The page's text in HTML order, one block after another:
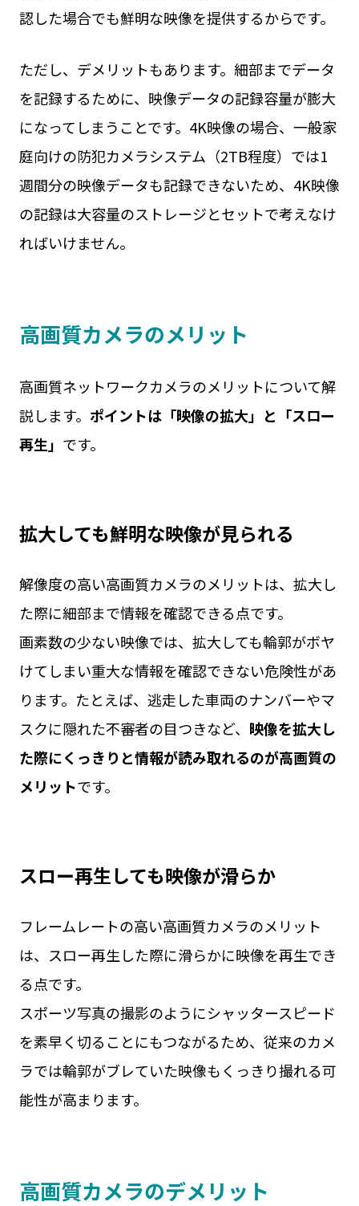
認した場合でも鮮明な映像を提供するからです。
ただし、デメリットもあります。細部までデータ
を記録するために、映像データの記録容量が膨大
になってしまうことです。4K映像の場合、一般家
庭向けの防犯カメラシステム（2TB程度）では1
週間分の映像データも記録できないため、4K映像
の記録は大容量のストレージとセットで考えなけ
ればいけません。
高画質カメラのメリット
高画質ネットワークカメラのメリットについて解
説します。 ポイントは「映像の拡大」と「スロー
再生」 です。
拡大しても鮮明な映像が見られる
解像度の高い高画質カメラのメリットは、拡大し
た際に細部まで情報を確認できる点です。
画素数の少ない映像では、拡大しても輪郭がボヤ
けてしまい重大な情報を確認できない危険性があ
ります。たとえば、逃走した車両のナンバーやマ
スクに隠れた不審者の目つきなど、 映像を拡大し
た際にくっきりと情報が読み取れるのが高画質の
メリットです。
スロー再生しても映像が滑らか
フレームレートの高い高画質カメラのメリット
は、スロー再生した際に滑らかに映像を再生でき
る点です。
スポーツ写真の撮影のようにシャッタースピード
を素早く切ることにもつながるため、従来のカメ
ラでは輪郭がブレていた映像もくっきり撮れる可
能性が高まります。
高画質カメラのデメリット